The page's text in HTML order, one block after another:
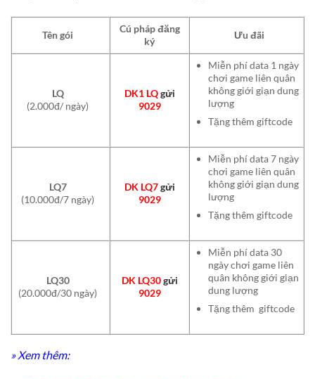
Tên gói
Cú pháp đăng
ký
Ưu đãi
LQ
(2.000đ/ ngày)
DK1 LQgửi
9029
Miễn phí data 1 ngày
chơi game liên quân
không giới giạn dung
lượng
Tặng thêm giftcode
LQ7
(10.000đ/7 ngày)
DK LQ7gửi
9029
Miễn phí data 7 ngày
chơi game liên quân
không giới giạn dung
lượng
Tặng thêm giftcode
LQ30
(20.000đ/30 ngày)
DK LQ30gửi
9029
Miễn phí data 30
ngày chơi game liên
quân không giới giạn
dung lượng
Tặng thêm giftcode
» Xem thêm: